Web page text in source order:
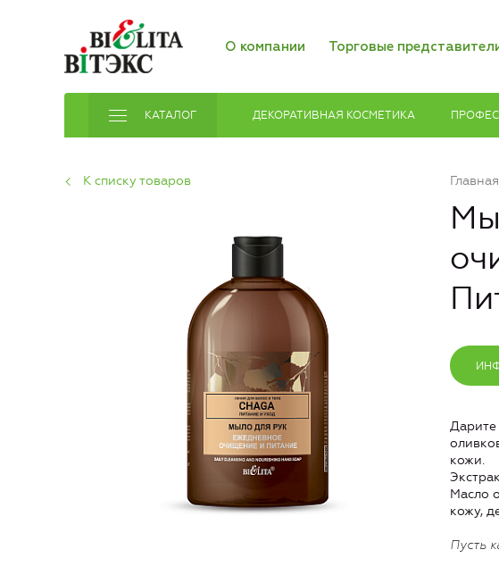
О компании Торговые
КАТАЛОГ ДЕКОРАТИВНАЯ КОСМЕТИКА
Главная
К списку товаров
кожи.
Масло
кожу,
Пусть